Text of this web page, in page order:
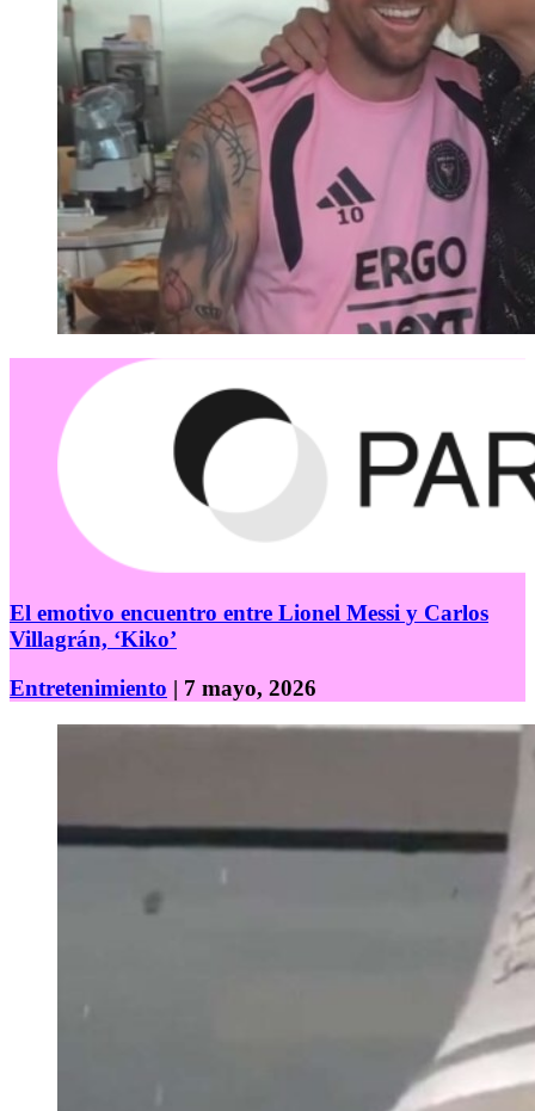
El emotivo encuentro entre Lionel Messi y Carlos
Villagrán, ‘Kiko’
Entretenimiento | 7 mayo, 2026